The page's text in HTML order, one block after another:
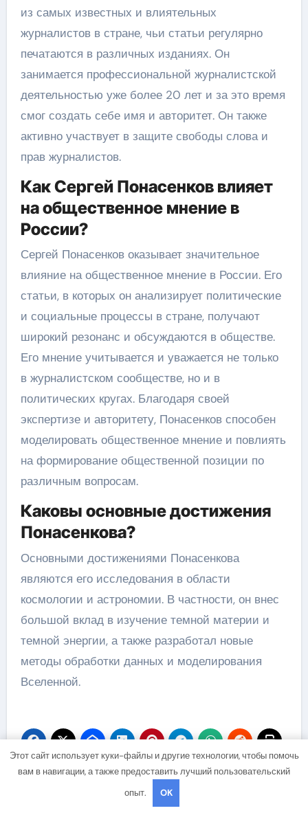
из самых известных и влиятельных
журналистов в стране, чьи статьи регулярно
печатаются в различных изданиях. Он
занимается профессиональной журналистской
деятельностью уже более 20 лет и за это время
смог создать себе имя и авторитет. Он также
активно участвует в защите свободы слова и
прав журналистов.
Как Сергей Понасенков влияет
на общественное мнение в
России?
Сергей Понасенков оказывает значительное
влияние на общественное мнение в России. Его
статьи, в которых он анализирует политические
и социальные процессы в стране, получают
широкий резонанс и обсуждаются в обществе.
Его мнение учитывается и уважается не только
в журналистском сообществе, но и в
политических кругах. Благодаря своей
экспертизе и авторитету, Понасенков способен
моделировать общественное мнение и повлиять
на формирование общественной позиции по
различным вопросам.
Каковы основные достижения
Понасенкова?
Основными достижениями Понасенкова
являются его исследования в области
космологии и астрономии. В частности, он внес
большой вклад в изучение темной материи и
темной энергии, а также разработал новые
методы обработки данных и моделирования
Вселенной.
Навигация
Этот сайт использует куки-файлы и другие технологии, чтобы помочь
вам в навигации, а также предоставить лучший пользовательский
опыт.
OK